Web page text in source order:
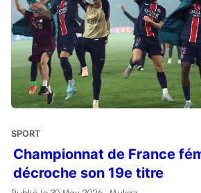
SPORT
Championnat de France
décroche son 19e titre